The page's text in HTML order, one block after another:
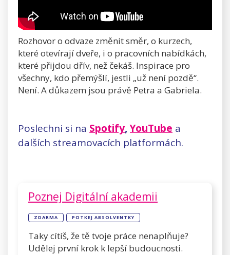
Rozhovor o odvaze změnit směr, o kurzech,
které otevírají dveře, i o pracovních nabídkách,
které přijdou dřív, než čekáš. Inspirace pro
všechny, kdo přemýšlí, jestli „už není pozdě“.
Není. A důkazem jsou právě Petra a Gabriela.
Poslechni si na Spotify,YouTube a
dalších streamovacích platformách.
Poznej Digitální akademii
ZDARMA POTKEJ ABSOLVENTKY
Taky cítíš, že tě tvoje práce nenaplňuje?
Udělej první krok k lepší budoucnosti.